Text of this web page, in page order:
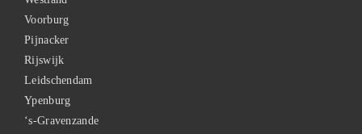
Voorburg
Pijnacker
Rijswijk
Leidschendam
Ypenburg
‘s-Gravenzande